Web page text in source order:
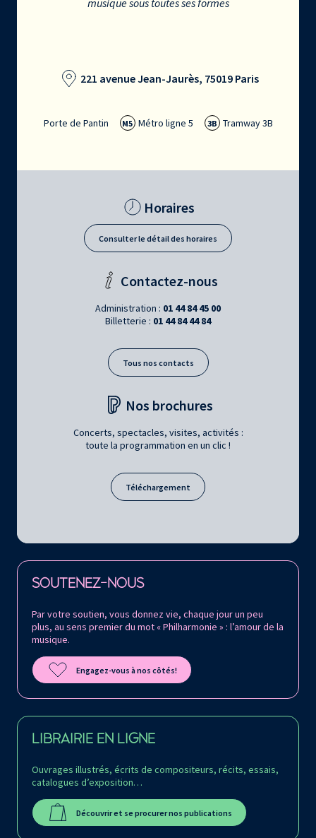
musique sous toutes ses formes
221 avenue Jean-Jaurès, 75019 Paris
Porte de Pantin M5 Métro ligne 5 3B Tramway 3B
Horaires
Consulter le détail des horaires
Contactez-nous
Administration : 01 44 84 45 00
Billetterie : 01 44 84 44 84
Tous nos contacts
Nos brochures
Concerts, spectacles, visites, activités :
toute la programmation en un clic !
Téléchargement
SOUTENEZ-NOUS
Par votre soutien, vous donnez vie, chaque jour un peu
plus, au sens premier du mot « Philharmonie » : l’amour de la
musique.
Engagez-vous à nos côtés!
LIBRAIRIE EN LIGNE
Ouvrages illustrés, écrits de compositeurs, récits, essais,
catalogues d’exposition…
Découvrir et se procurer nos publications
Retrouvez la Philharmonie de Paris sur